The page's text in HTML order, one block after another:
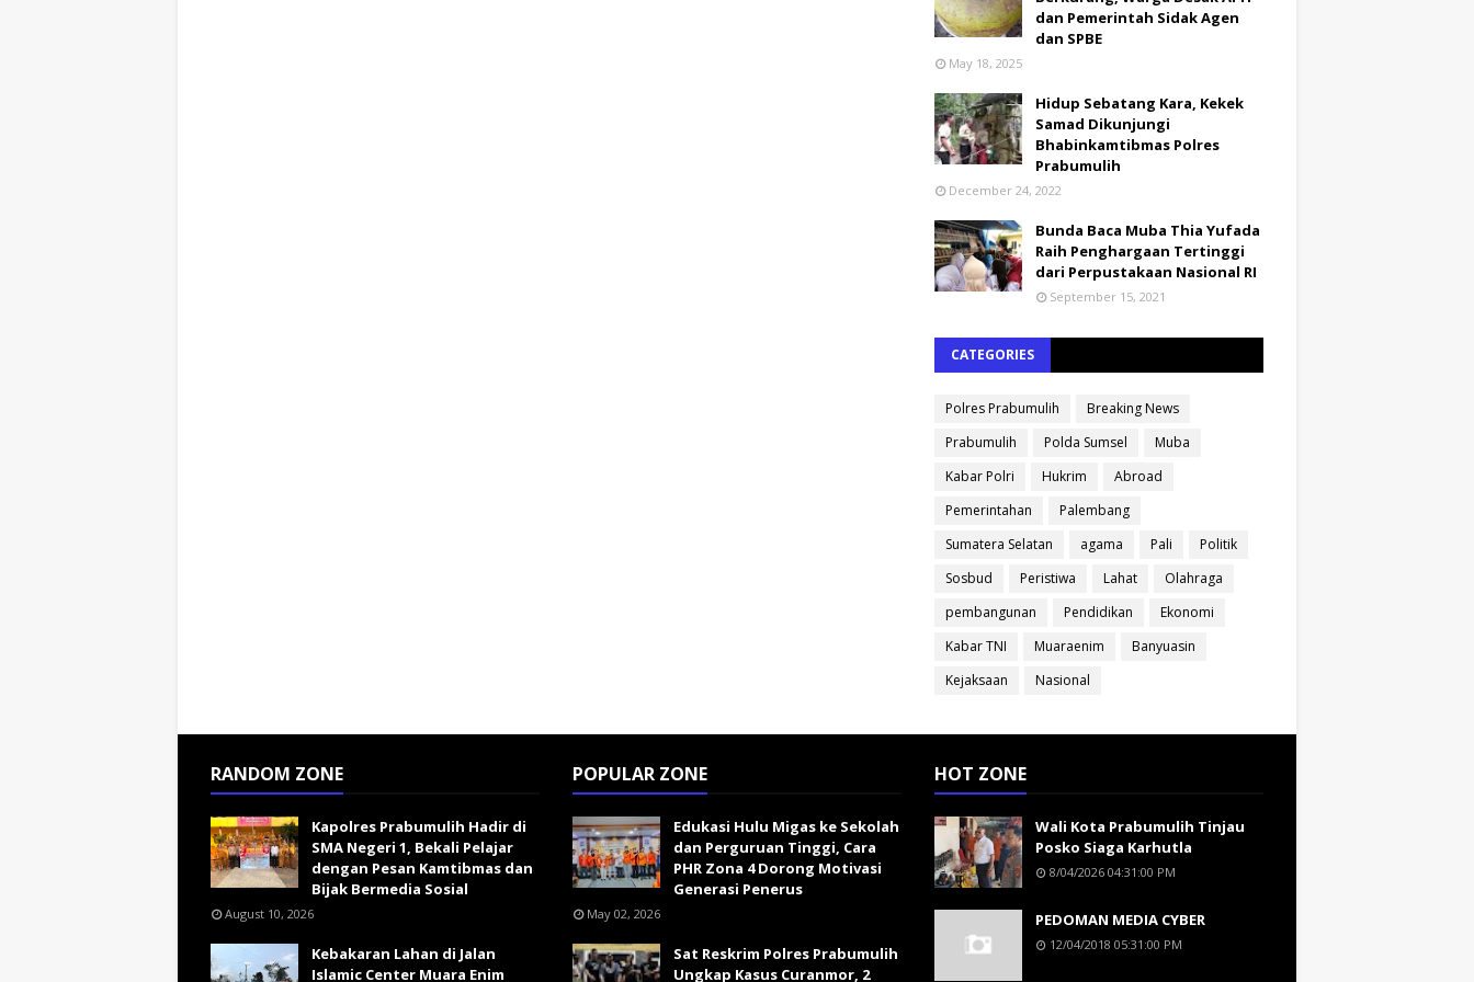
dan Pemerintah Sidak Agen
dan SPBE
May 18, 2025
Hidup Sebatang Kara, Kekek
Samad Dikunjungi
Bhabinkamtibmas Polres
Prabumulih
December 24, 2022
Bunda Baca Muba Thia Yufada
Raih Penghargaan Tertinggi
dari Perpustakaan Nasional RI
September 15, 2021
CATEGORIES
Polres Prabumulih
Breaking News
Prabumulih
Polda Sumsel
Muba
Kabar Polri
Hukrim
Abroad
Pemerintahan
Palembang
Sumatera Selatan
agama Pali
Politik
Sosbud
Peristiwa Lahat
Olahraga
pembangunan
Pendidikan
Ekonomi
Kabar TNI
Muaraenim
Banyuasin
Kejaksaan
Nasional
RANDOM ZONE
Kapolres Prabumulih Hadir di
SMA Negeri 1, Bekali Pelajar
dengan Pesan Kamtibmas dan
Bijak Bermedia Sosial
August 10, 2026
Kebakaran Lahan di Jalan
Islamic Center Muara Enim
POPULAR ZONE
Edukasi Hulu Migas ke Sekolah
dan Perguruan Tinggi, Cara
PHR Zona 4 Dorong Motivasi
Generasi Penerus
May 02, 2026
Sat Reskrim Polres Prabumulih
Ungkap Kasus Curanmor, 2
HOT ZONE
Wali Kota Prabumulih Tinjau
Posko Siaga Karhutla
8/04/2026 04:31:00 PM
PEDOMAN MEDIA CYBER
12/04/2018 05:31:00 PM